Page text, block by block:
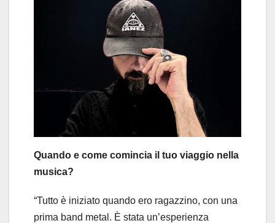
Quando e come comincia il tuo viaggio nella
musica?
“Tutto è iniziato quando ero ragazzino, con una
prima band metal. È stata un’esperienza